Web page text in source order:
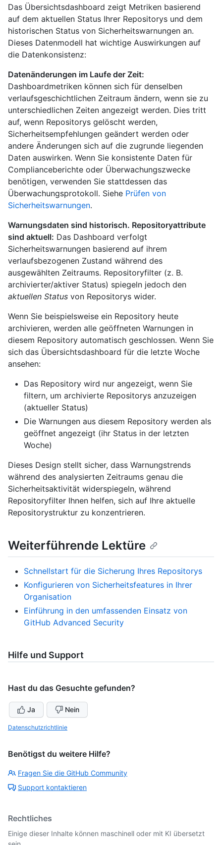
Das Übersichtsdashboard zeigt Metriken basierend
auf dem aktuellen Status Ihrer Repositorys und dem
historischen Status von Sicherheitswarnungen an.
Dieses Datenmodell hat wichtige Auswirkungen auf
die Datenkonsistenz:
Datenänderungen im Laufe der Zeit:
Dashboardmetriken können sich für denselben
verlaufsgeschichtlichen Zeitraum ändern, wenn sie zu
unterschiedlichen Zeiten angezeigt werden. Dies tritt
auf, wenn Repositorys gelöscht werden,
Sicherheitsempfehlungen geändert werden oder
andere Änderungen sich auf die zugrunde liegenden
Daten auswirken. Wenn Sie konsistente Daten für
Complianceberichte oder Überwachungszwecke
benötigen, verwenden Sie stattdessen das
Überwachungsprotokoll. Siehe Prüfen von
Sicherheitswarnungen.
Warnungsdaten sind historisch. Repositoryattribute
sind aktuell: Das Dashboard verfolgt
Sicherheitswarnungen basierend auf ihrem
verlaufsbezogenen Zustand während des
ausgewählten Zeitraums. Repositoryfilter (z. B.
archivierter/aktiver Status) spiegeln jedoch den
aktuellen Status von Repositorys wider.
Wenn Sie beispielsweise ein Repository heute
archivieren, werden alle geöffneten Warnungen in
diesem Repository automatisch geschlossen. Wenn Sie
sich das Übersichtsdashboard für die letzte Woche
ansehen:
Das Repository wird nur angezeigt, wenn Sie
filtern, um archivierte Repositorys anzuzeigen
(aktueller Status)
Die Warnungen aus diesem Repository werden als
geöffnet angezeigt (ihr Status in der letzten
Woche)
Dieses Design stellt sicher, dass Warnungstrends
während des analysierten Zeitraums genau die
Sicherheitsaktivität widerspiegeln, während
Repositoryfilter Ihnen helfen, sich auf Ihre aktuelle
Repositorystruktur zu konzentrieren.
Weiterführende Lektüre
Schnellstart für die Sicherung Ihres Repositorys
Konfigurieren von Sicherheitsfeatures in Ihrer
Organisation
Einführung in den umfassenden Einsatz von
GitHub Advanced Security
Hilfe und Support
Hast du das Gesuchte gefunden?
Ja Nein
Datenschutzrichtlinie
Benötigst du weitere Hilfe?
Fragen Sie die GitHub Community
Support kontaktieren
Rechtliches
Einige dieser Inhalte können maschinell oder mit KI übersetzt